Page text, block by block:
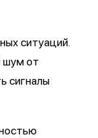
ситуаций.
шум от
сигналы